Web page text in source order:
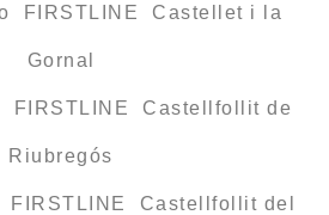
FIRSTLINE Castellet i la
Gornal
FIRSTLINE Castellfollit de
Riubregós
Castellfollit del